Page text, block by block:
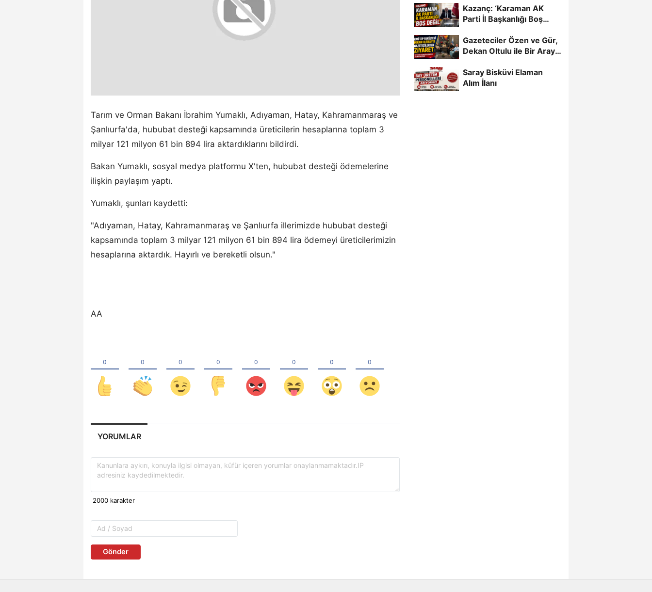
Tarım ve Orman Bakanı İbrahim Yumaklı, Adıyaman, Hatay, Kahramanmaraş ve
Şanlıurfa'da, hububat desteği kapsamında üreticilerin hesaplarına toplam 3
milyar 121 milyon 61 bin 894 lira aktardıklarını bildirdi.
Bakan Yumaklı, sosyal medya platformu X'ten, hububat desteği ödemelerine
ilişkin paylaşım yaptı.
Yumaklı, şunları kaydetti:
"Adıyaman, Hatay, Kahramanmaraş ve Şanlıurfa illerimizde hububat desteği
kapsamında toplam 3 milyar 121 milyon 61 bin 894 lira ödemeyi üreticilerimizin
hesaplarına aktardık. Hayırlı ve bereketli olsun."
AA
YORUMLAR
Gönder
Kazanç: ‘Karaman AK
Parti İl Başkanlığı Boş
Gazeteciler Özen ve Gür,
Dekan Oltulu ile Bir Araya
Saray Bisküvi Elaman
Alım İlanı